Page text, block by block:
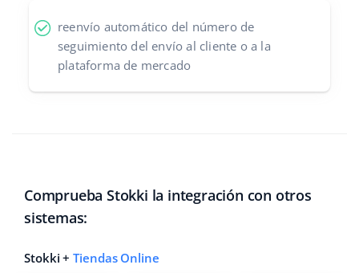
reenvío automático del número de
seguimiento del envío al cliente o a la
plataforma de mercado
Comprueba Stokki la integración con otros
sistemas:
Stokki +Tiendas Online